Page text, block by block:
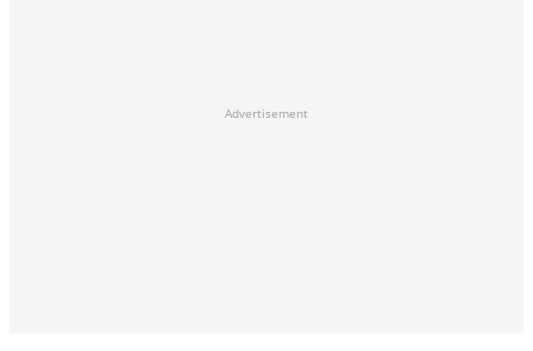
Advertisement